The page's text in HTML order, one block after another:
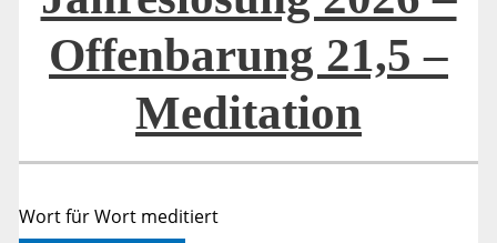
Offenbarung 21,5 –
Meditation
Wort für Wort meditiert